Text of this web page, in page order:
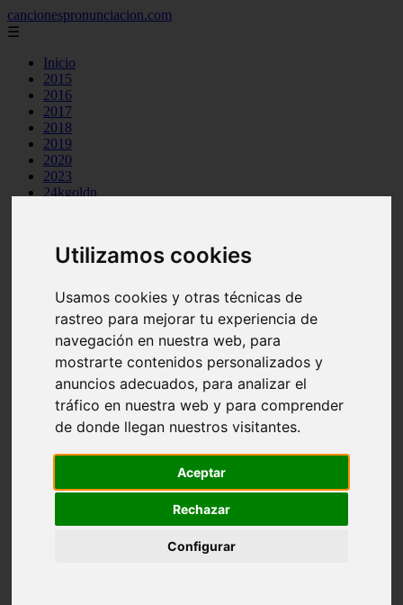
Utilizamos cookies
Usamos cookies y otras técnicas de
rastreo para mejorar tu experiencia de
navegación en nuestra web, para
mostrarte contenidos personalizados y
anuncios adecuados, para analizar el
tráfico en nuestra web y para comprender
de donde llegan nuestros visitantes.
Aceptar
Rechazar
Configurar
cancionespronunciacion.com
☰
Inicio
2015
2016
2017
2018
2019
2020
2023
24kgoldn
aimee carty
amy winehouse
anne marie
aretha franklin
ariana grande
atb
ava max
avicii
backstreet boys
bastille
bebe rexha
benson boone